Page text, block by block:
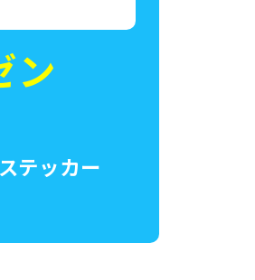
ン
テッカー